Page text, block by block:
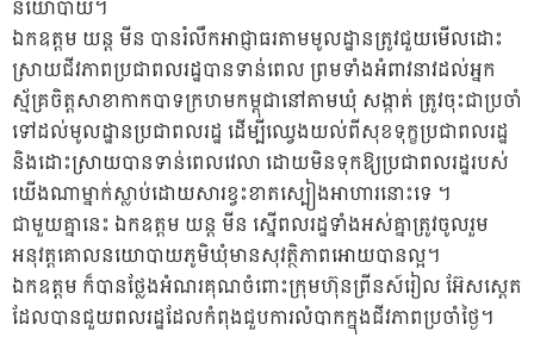
នយោបាយ។
ឯកឧត្តម យន្ត មីន បានរំលឹកអាជ្ញាធរតាមមូលដ្ឋានត្រូវជួយមើលដោះ
ស្រាយជីវភាពប្រជាពលរដ្ឋបានទាន់ពេល ព្រមទាំងអំពាវនាវដល់អ្នក
ស្ម័គ្រចិត្តសាខាកាកបាទក្រហមកម្ពុជានៅតាមឃុំ សង្កាត់ ត្រូវចុះជាប្រចាំ
ទៅដល់មូលដ្ឋានប្រជាពលរដ្ឋ ដើម្បីឈ្វេងយល់ពីសុខទុក្ខប្រជាពលរដ្ឋ
និងដោះស្រាយបានទាន់ពេលវេលា ដោយមិនទុកឱ្យប្រជាពលរដ្ឋរបស់
យើងណាម្នាក់ស្លាប់ដោយសារខ្វះខាតស្បៀងអាហារនោះទេ ។
ជាមួយគ្នានេះ ឯកឧត្តម យន្ត មីន ស្នើពលរដ្ឋទាំងអស់គ្នាត្រូវចូលរួម
អនុវត្តគោលនយោបាយភូមិឃុំមានសុវត្ថិភាពអោយបានល្អ។
ឯកឧត្តម ក៏បានថ្លែងអំណរគុណចំពោះក្រុមហ៊ុនព្រីនស៍រៀល អ៊ែសស្តេត
ដែលបានជួយពលរដ្ឋដែលកំពុងជួបការលំបាកក្នុងជីវភាពប្រចាំថ្ងៃ។